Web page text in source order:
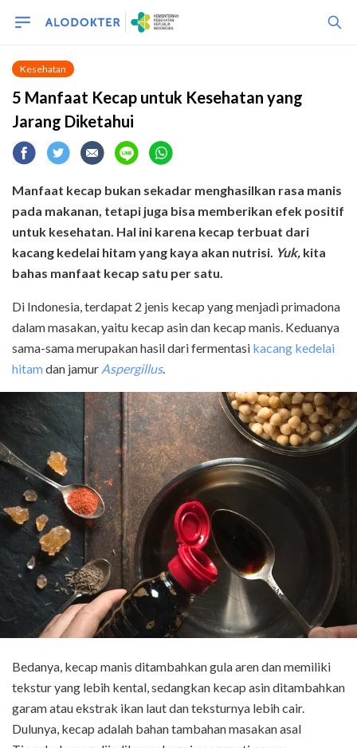
Kesehatan
5 Manfaat Kecap untuk Kesehatan yang
Jarang Diketahui
Manfaat kecap bukan sekadar menghasilkan rasa manis
pada makanan, tetapi juga bisa memberikan efek positif
untuk kesehatan. Hal ini karena kecap terbuat dari
kacang kedelai hitam yang kaya akan nutrisi. Yuk, kita
bahas manfaat kecap satu per satu.
Di Indonesia, terdapat 2 jenis kecap yang menjadi primadona
dalam masakan, yaitu kecap asin dan kecap manis. Keduanya
sama-sama merupakan hasil dari fermentasi kacang kedelai
hitamdan jamur Aspergillus.
Bedanya, kecap manis ditambahkan gula aren dan memiliki
tekstur yang lebih kental, sedangkan kecap asin ditambahkan
garam atau ekstrak ikan laut dan teksturnya lebih cair.
Dulunya, kecap adalah bahan tambahan masakan asal